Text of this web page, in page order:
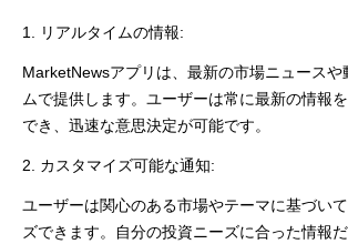
1. リアルタイムの情報:
MarketNewsアプリは、最新の市場ニュースや
ムで提供します。ユーザーは常に最新の情報
でき、迅速な意思決定が可能です。
2. カスタマイズ可能な通知:
ユーザーは関心のある市場やテーマに基づい
ズできます。自分の投資ニーズに合った情報